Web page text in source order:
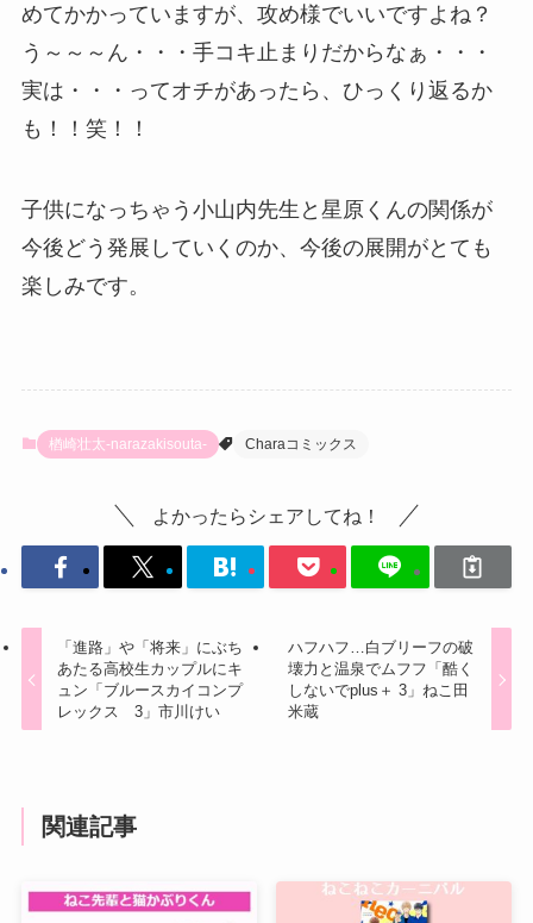
めてかかっていますが、攻め様でいいですよね？
う～～～ん・・・手コキ止まりだからなぁ・・・
実は・・・ってオチがあったら、ひっくり返るか
も！！笑！！
子供になっちゃう小山内先生と星原くんの関係が
今後どう発展していくのか、今後の展開がとても
楽しみです。
楢崎壮太-narazakisouta- Charaコミックス
よかったらシェアしてね！
「進路」や「将来」にぶち
あたる高校生カップルにキ
ュン「ブルースカイコンプ
レックス 3」市川けい
ハフハフ…白ブリーフの破
壊力と温泉でムフフ「酷く
しないでplus＋ 3」ねこ田
米蔵
関連記事